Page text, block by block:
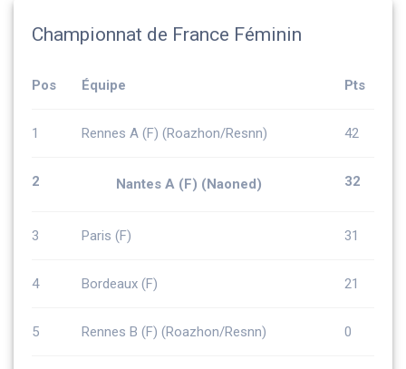
Championnat de France Féminin
Pos Équipe Pts
1 Rennes A (F) (Roazhon/Resnn) 42
2 Nantes A (F) (Naoned) 32
3 Paris (F) 31
4 Bordeaux (F) 21
5 Rennes B (F) (Roazhon/Resnn) 0